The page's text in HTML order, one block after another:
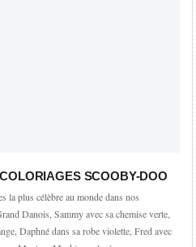
SCOOBY-DOO
la plus célèbre au monde dans nos
Danois, Sammy avec sa chemise verte,
Daphné dans sa robe violette, Fred avec